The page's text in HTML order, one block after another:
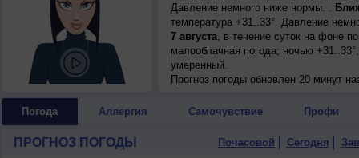
Давление немного ниже нормы. .
температура +31..33°. Давление
7 августа, в течение суток на фоне
малооблачная погода; ночью
умеренный.
8 августа, ожидается переменная
9 августа, в течение суток на фоне
10 августа, ожидается малооблачная
ветер слабый.
Прогноз погоды обновлен 20 минут
Погода Аллергия Самочувствие Профи
ПРОГНОЗ ПОГОДЫ Почасовой Сегодня